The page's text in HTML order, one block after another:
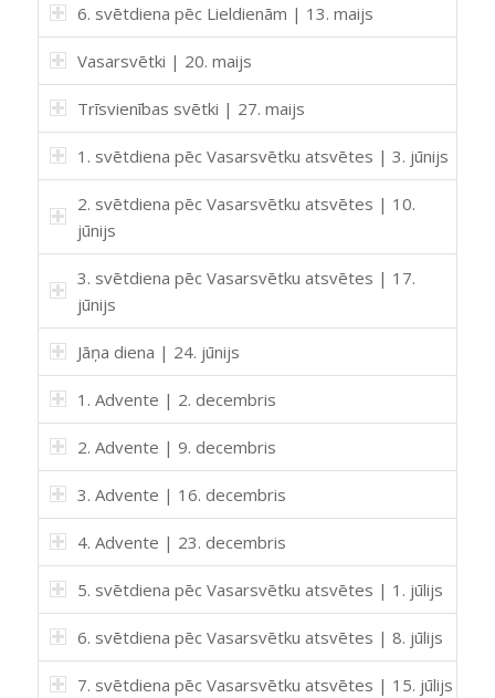
6. svētdiena pēc Lieldienām | 13. maijs
Vasarsvētki | 20. maijs
Trīsvienības svētki | 27. maijs
1. svētdiena pēc Vasarsvētku atsvētes | 3. jūnijs
2. svētdiena pēc Vasarsvētku atsvētes | 10.
jūnijs
3. svētdiena pēc Vasarsvētku atsvētes | 17.
jūnijs
Jāņa diena | 24. jūnijs
1. Advente | 2. decembris
2. Advente | 9. decembris
3. Advente | 16. decembris
4. Advente | 23. decembris
5. svētdiena pēc Vasarsvētku atsvētes | 1. jūlijs
6. svētdiena pēc Vasarsvētku atsvētes | 8. jūlijs
7. svētdiena pēc Vasarsvētku atsvētes | 15. jūlijs